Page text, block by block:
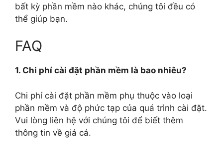
bất kỳ phần mềm nào khác, chúng tôi đều có
thể giúp bạn.
FAQ
1. Chi phí cài đặt phần mềm là bao nhiêu?
Chi phí cài đặt phần mềm phụ thuộc vào loại
phần mềm và độ phức tạp của quá trình cài đặt.
Vui lòng liên hệ với chúng tôi để biết thêm
thông tin về giá cả.